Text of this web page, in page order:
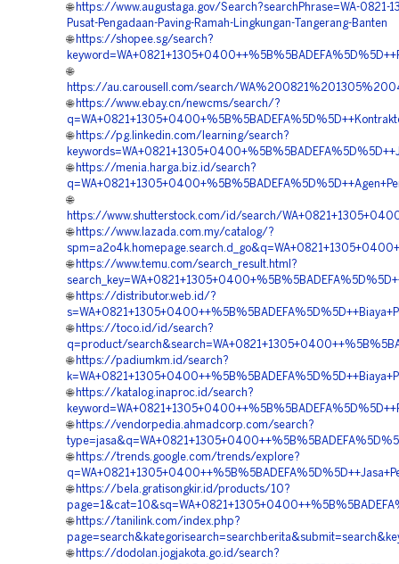
🌐 https://www.augustaga.gov/Search?searchPhrase=WA-0821-
Pusat-Pengadaan-Paving-Ramah-Lingkungan-Tangerang-Banten
🌐 https://shopee.sg/search?
🌐
https://au.carousell.com/search/
🌐 https://www.ebay.cn/newcms/search/?
🌐 https://pg.linkedin.com/learning/search?
🌐 https://menia.harga.biz.id/search?
🌐
https://www.shutterstock.com/id/search/
🌐 https://www.lazada.com.my/catalog/?
🌐 https://www.temu.com/search_result.html?
🌐 https://distributor.web.id/?
🌐 https://toco.id/id/search?
q=product/
🌐 https://padiumkm.id/search?
🌐 https://katalog.inaproc.id/search?
🌐 https://vendorpedia.ahmadcorp.com/search?
🌐 https://trends.google.com/trends/explore?
🌐 https://bela.gratisongkir.id/products/10?
🌐 https://tanilink.com/index.php?
🌐 https://dodolan.jogjakota.go.id/search?